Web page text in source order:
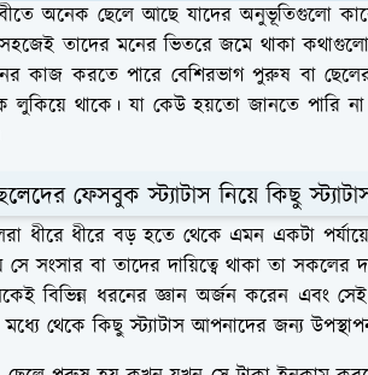
অনেক ছেলে আছে যাদের অনুভূতিগুলো
তাদের মনের ভিতরে জমে থাকা
কাজ করতে পারে বেশিরভাগ পুরুষ বা
লুকিয়ে থাকে। যা কেউ হয়তো জানতে পারি
ফেসবুক স্ট্যাটাস নিয়ে কিছু
ধীরে ধীরে বড় হতে থেকে এমন একটা
সে সংসার বা তাদের দায়িত্বে থাকা তা
বিভিন্ন ধরনের জ্ঞান অর্জন করেন এবং
থেকে কিছু স্ট্যাটাস আপনাদের জন্য